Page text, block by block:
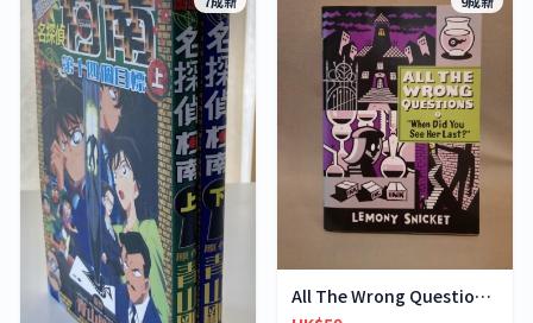
All The Wrong Questions 2: "When Did You See Her L